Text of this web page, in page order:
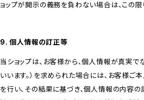
ョップが開示の義務を負わない場合は、この限
9. 個人情報の訂正等
当ショップは、お客様から、個人情報が真実
いいます。）を求められた場合には、お客様
を行い、その結果に基づき、個人情報の内容